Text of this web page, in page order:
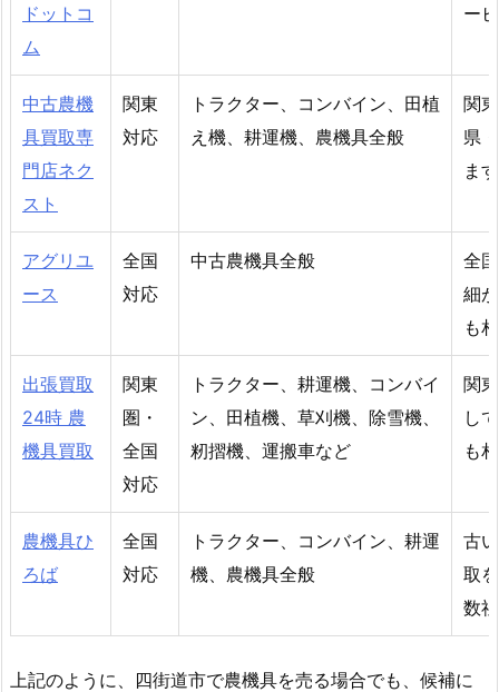
ドットコ
ム
ー
中古農機
具買取専
門店ネク
スト
関東
対応
トラクター、コンバイン、田植
え機、耕運機、農機具全般
関
県
ま
アグリユ
ース
全国
対応
中古農機具全般
全
細
も
出張買取
24時 農
機具買取
関東
圏・
全国
対応
トラクター、耕運機、コンバイ
ン、田植機、草刈機、除雪機、
籾摺機、運搬車など
関
し
も
農機具ひ
ろば
全国
対応
トラクター、コンバイン、耕運
機、農機具全般
古
取
数
上記のように、四街道市で農機具を売る場合でも、候補に